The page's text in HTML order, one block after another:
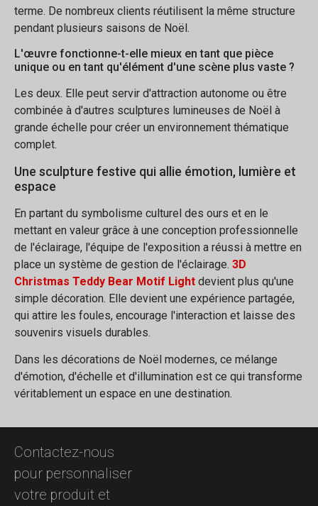
terme. De nombreux clients réutilisent la même structure
pendant plusieurs saisons de Noël.
L'œuvre fonctionne-t-elle mieux en tant que pièce
unique ou en tant qu'élément d'une scène plus vaste ?
Les deux. Elle peut servir d'attraction autonome ou être
combinée à d'autres sculptures lumineuses de Noël à
grande échelle pour créer un environnement thématique
complet.
Une sculpture festive qui allie émotion, lumière et
espace
En partant du symbolisme culturel des ours et en le
mettant en valeur grâce à une conception professionnelle
de l'éclairage, l'équipe de l'exposition a réussi à mettre en
place un système de gestion de l'éclairage. 3D
Christmas Teddy Bear Motif Light devient plus qu'une
simple décoration. Elle devient une expérience partagée,
qui attire les foules, encourage l'interaction et laisse des
souvenirs visuels durables.
Dans les décorations de Noël modernes, ce mélange
d'émotion, d'échelle et d'illumination est ce qui transforme
véritablement un espace en une destination.
Contactez-nous
pour personnaliser
votre produit et